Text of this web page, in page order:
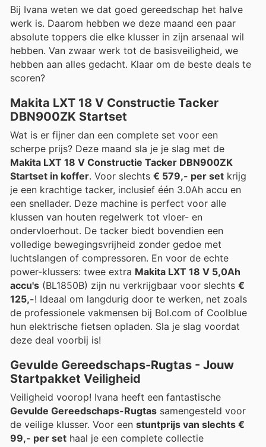
Bij Ivana weten we dat goed gereedschap het halve
werk is. Daarom hebben we deze maand een paar
absolute toppers die elke klusser in zijn arsenaal wil
hebben. Van zwaar werk tot de basisveiligheid, we
hebben aan alles gedacht. Klaar om de beste deals te
scoren?
Makita LXT 18 V Constructie Tacker
DBN900ZK Startset
Wat is er fijner dan een complete set voor een
scherpe prijs? Deze maand sla je je slag met de
Makita LXT 18 V Constructie Tacker DBN900ZK
Startset in koffer. Voor slechts € 579,- per set krijg
je een krachtige tacker, inclusief één 3.0Ah accu en
een snellader. Deze machine is perfect voor alle
klussen van houten regelwerk tot vloer- en
ondervloerhout. De tacker biedt bovendien een
volledige bewegingsvrijheid zonder gedoe met
luchtslangen of compressoren. En voor de echte
power-klussers: twee extra Makita LXT 18 V 5,0Ah
accu's (BL1850B) zijn nu verkrijgbaar voor slechts €
125,-! Ideaal om langdurig door te werken, net zoals
de professionele vakmensen bij Bol.com of Coolblue
hun elektrische fietsen opladen. Sla je slag voordat
deze deal voorbij is!
Gevulde Gereedschaps-Rugtas - Jouw
Startpakket Veiligheid
Veiligheid voorop! Ivana heeft een fantastische
Gevulde Gereedschaps-Rugtas samengesteld voor
de veilige klusser. Voor een stuntprijs van slechts €
99,- per set haal je een complete collectie